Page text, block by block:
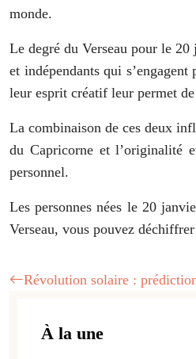
monde.
Le degré du Verseau pour le 20
et indépendants qui
leur esprit créatif leur permet
La combinaison de ces deux
du Capricorne et l’originalité
personnel.
Les personnes nées le 20
Verseau, vous pouvez
Révolution solaire :
À la une